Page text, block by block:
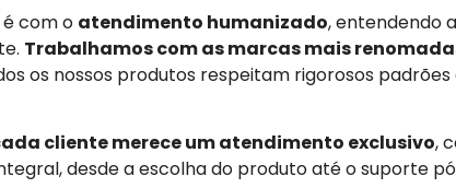
com o atendimento humanizado, entendendo
Trabalhamos com as marcas mais
os nossos produtos respeitam rigorosos padrões
cliente merece um atendimento exclusivo,
desde a escolha do produto até o suporte